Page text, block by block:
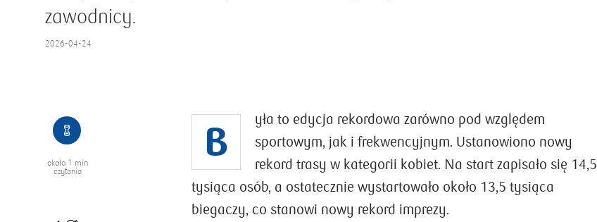
zawodnicy.
2026-04-24
około 1 min
czytania
B
yła to edycja rekordowa zarówno pod względem
sportowym, jak i frekwencyjnym. Ustanowiono nowy
rekord trasy w kategorii kobiet. Na start zapisało się 14,5
tysiąca osób, a ostatecznie wystartowało około 13,5 tysiąca
biegaczy, co stanowi nowy rekord imprezy.